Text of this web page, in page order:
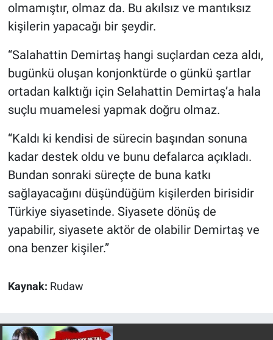
olmamıştır, olmaz da. Bu akılsız ve mantıksız
kişilerin yapacağı bir şeydir.
“Salahattin Demirtaş hangi suçlardan ceza aldı,
bugünkü oluşan konjonktürde o günkü şartlar
ortadan kalktığı için Selahattin Demirtaş’a hala
suçlu muamelesi yapmak doğru olmaz.
“Kaldı ki kendisi de sürecin başından sonuna
kadar destek oldu ve bunu defalarca açıkladı.
Bundan sonraki süreçte de buna katkı
sağlayacağını düşündüğüm kişilerden birisidir
Türkiye siyasetinde. Siyasete dönüş de
yapabilir, siyasete aktör de olabilir Demirtaş ve
ona benzer kişiler.”
Kaynak: Rudaw